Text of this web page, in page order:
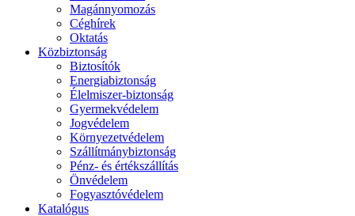
Magánnyomozás
Céghírek
Oktatás
Közbiztonság
Biztosítók
Energiabiztonság
Élelmiszer-biztonság
Gyermekvédelem
Jogvédelem
Környezetvédelem
Szállítmánybiztonság
Pénz- és értékszállítás
Önvédelem
Fogyasztóvédelem
Katalógus